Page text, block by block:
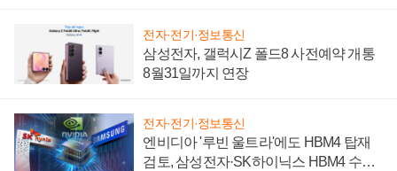
전자·전기·정보통신
삼성전자, 갤럭시Z 폴드8 사전예약 개통
8월31일까지 연장
전자·전기·정보통신
엔비디아 '루빈 울트라'에도 HBM4 탑재
검토, 삼성전자·SK하이닉스 HBM4 수율